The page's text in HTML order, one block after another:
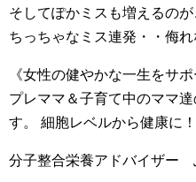
そしてぽかミスも増えるの
ちっちゃなミス連発・・侮
《女性の健やかな一生をサ
プレママ＆子育て中のママ
す。 細胞レベルから健康に！
分子整合栄養アドバイザー